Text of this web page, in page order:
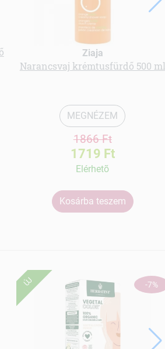
Ziaja
Narancsvaj krémtusfürdő 500 ml
MEGNÉZEM
1866 Ft
1719 Ft
Elérhetõ
Kosárba teszem
-7%
ÚJ